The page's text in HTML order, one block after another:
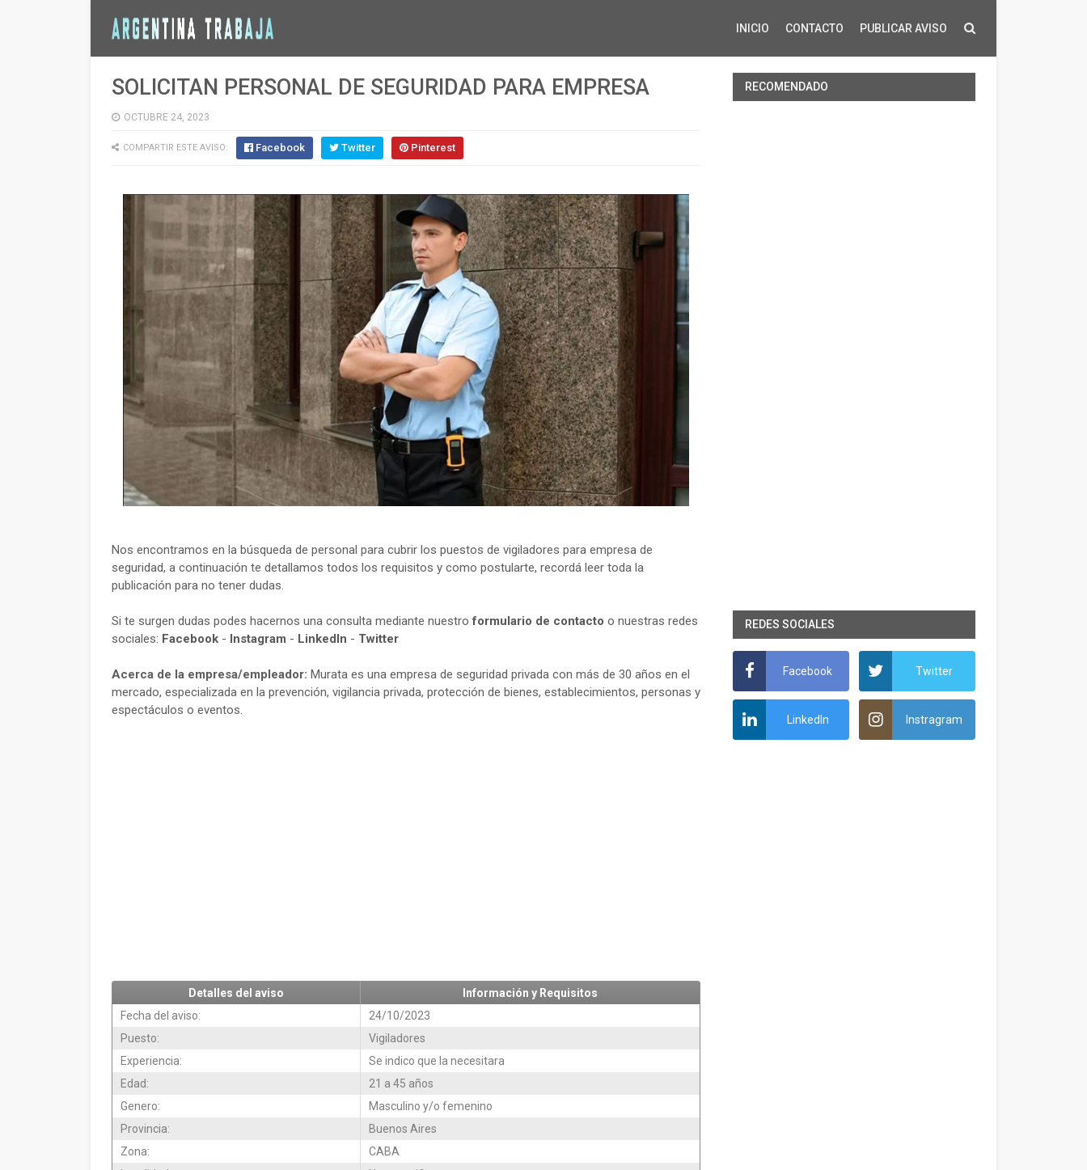
INICIO CONTACTO PUBLICAR AVISO
SOLICITAN PERSONAL DE SEGURIDAD PARA EMPRESA
OCTUBRE 24, 2023
COMPARTIR ESTE AVISO: Facebook Twitter Pinterest
Nos encontramos en la búsqueda de personal para cubrir los puestos de vigiladores para empresa de
seguridad, a continuación te detallamos todos los requisitos y como postularte, recordá leer toda la
publicación para no tener dudas.
Si te surgen dudas podes hacernos una consulta mediante nuestroformulario de contacto o nuestras redes
sociales: Facebook - Instagram - LinkedIn - Twitter
Acerca de la empresa/empleador: Murata es una empresa de seguridad privada con más de 30 años en el
mercado, especializada en la prevención, vigilancia privada, protección de bienes, establecimientos, personas y
espectáculos o eventos.
Detalles del aviso
Información y Requisitos
Fecha del aviso:
24/10/2023
Puesto:
Vigiladores
Experiencia:
Se indico que la necesitara
Edad:
21 a 45 años
Genero:
Masculino y/o femenino
Provincia:
Buenos Aires
Zona:
CABA
RECOMENDADO
REDES SOCIALES
Facebook Twitter
LinkedIn Instragram